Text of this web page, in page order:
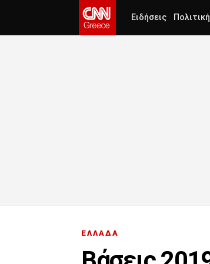
Ειδήσεις Πολιτική
ΕΛΛΑΔΑ